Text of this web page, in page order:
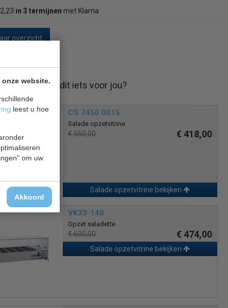
website.
leest u hoe
om uw
Akkoord
in 3 termijnen met Klarna
overzicht
Is dit iets voor jou?
CS 7450.0015
Salade opzetvitrine
€ 550,00 € 418,00
Salade opzetvitrine bekijken
VK33-140
Opzet saladette
€ 600,00 € 474,00
Salade opzetvitrine bekijken